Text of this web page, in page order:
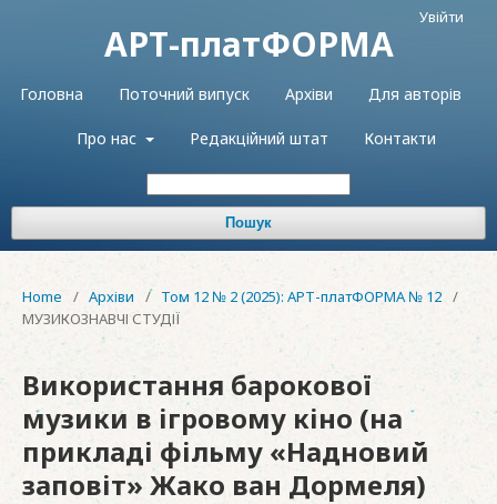
АРТ-платФОРМА
Головна Поточний випуск Архіви Для авторів
Про нас Редакційний штат Контакти
Пошук
Увійти
Home / Архіви / Том 12 № 2 (2025): АРТ-платФОРМА № 12 /
МУЗИКОЗНАВЧІ СТУДІЇ
Використання барокової
музики в ігровому кіно (на
прикладі фільму «Надновий
заповіт» Жако ван Дормеля)